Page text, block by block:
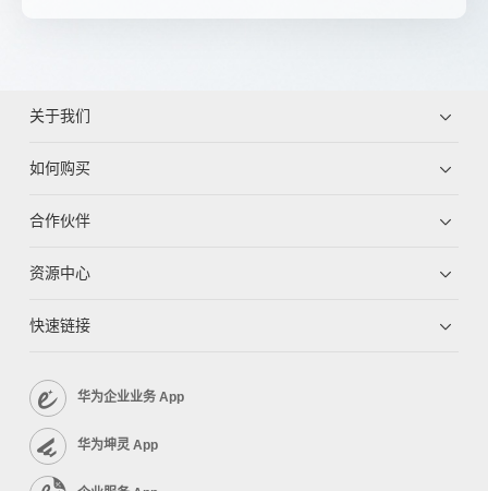
关于我们
如何购买
合作伙伴
资源中心
快速链接
华为企业业务 App
华为坤灵 App